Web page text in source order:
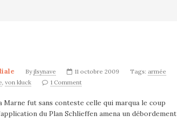
By jlsynave 11 octobre 2009 Tags: armée
, von kluck 1 Comment
fut sans conteste celle qui marqua le coup
du Plan Schlieffen amena un débordement